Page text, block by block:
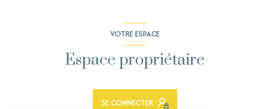
VOTRE ESPACE
Espace propriétaire
SE CONNECTER